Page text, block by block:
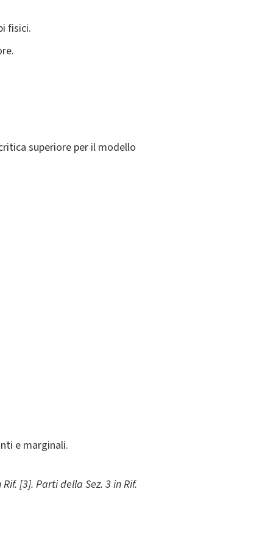
fisici.
superiore per il modello
e marginali.
Rif. [3]. Parti della Sez. 3 in Rif.